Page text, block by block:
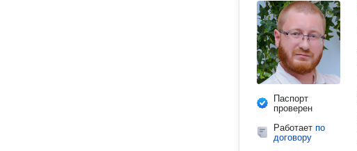
Паспорт
проверен
Работает по
договору